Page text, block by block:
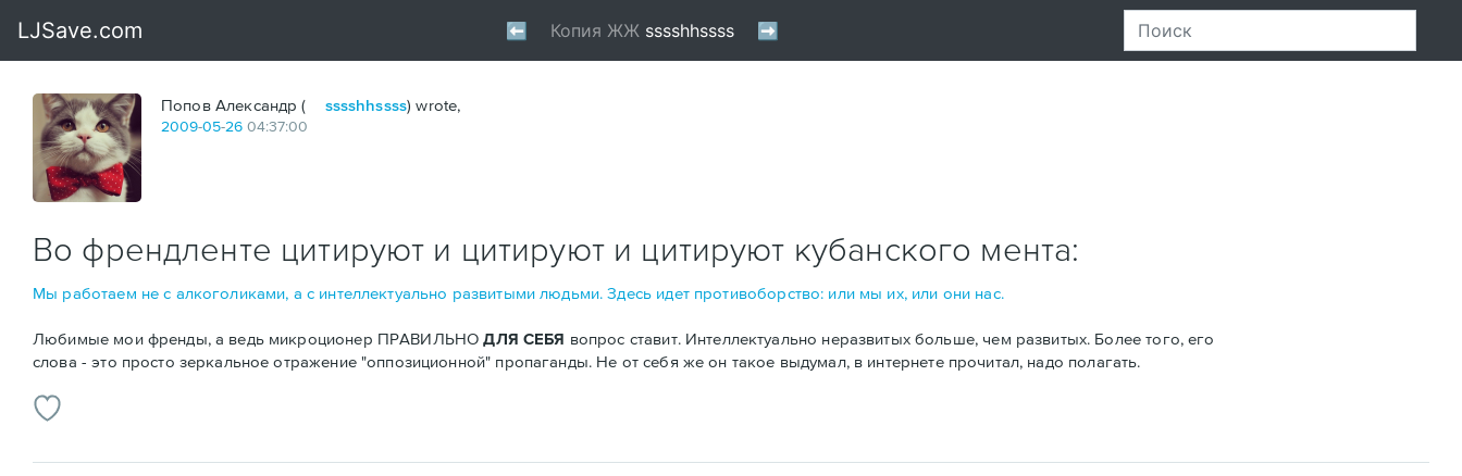
Попов Александр ( sssshhssss) wrote,
2009-05-26 04:37:00
Во френдленте цитируют и цитируют и цитируют кубанского мента:
Мы работаем не с алкоголиками, а с интеллектуально развитыми людьми. Здесь идет противоборство: или мы их, или они нас.
Любимые мои френды, а ведь микроционер ПРАВИЛЬНОДЛЯ СЕБЯ вопрос ставит. Интеллектуально неразвитых больше, чем развитых. Более того, его
слова - это просто зеркальное отражение "оппозиционной" пропаганды. Не от себя же он такое выдумал, в интернете прочитал, надо полагать.